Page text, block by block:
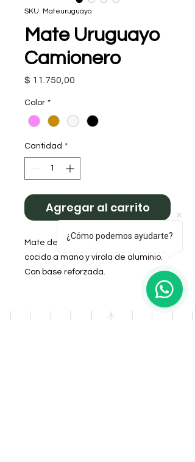
SKU: Mateuruguayo
Mate Uruguayo
Camionero
$ 11.750,00
Color *
Cantidad *
Agregar al carrito
Mate de Calabaza forrado en cuero,
cocido a mano y virola de aluminio.
Con base reforzada.
¿Cómo podemos ayudarte?